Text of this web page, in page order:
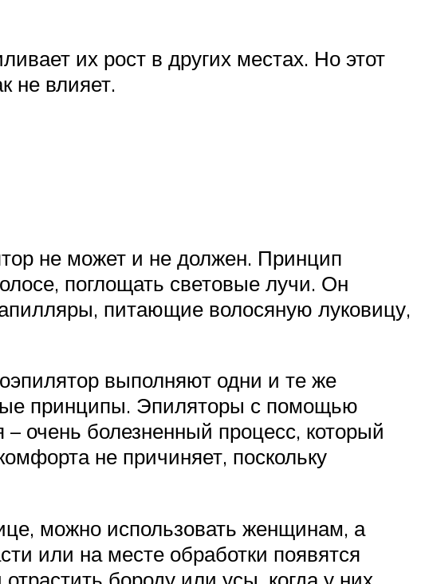
их рост в других местах. Но этот
не влияет.
не может и не должен. Принцип
поглощать световые лучи. Он
питающие волосяную луковицу,
выполняют одни и те же
принципы. Эпиляторы с помощью
очень болезненный процесс, который
не причиняет, поскольку
можно использовать женщинам, а
или на месте обработки появятся